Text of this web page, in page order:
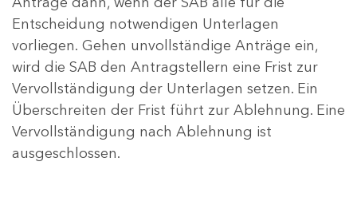
Entscheidung notwendigen Unterlagen
vorliegen. Gehen unvollständige Anträge ein,
wird die SAB den Antragstellern eine Frist zur
Vervollständigung der Unterlagen setzen. Ein
Überschreiten der Frist führt zur Ablehnung. Eine
Vervollständigung nach Ablehnung ist
ausgeschlossen.